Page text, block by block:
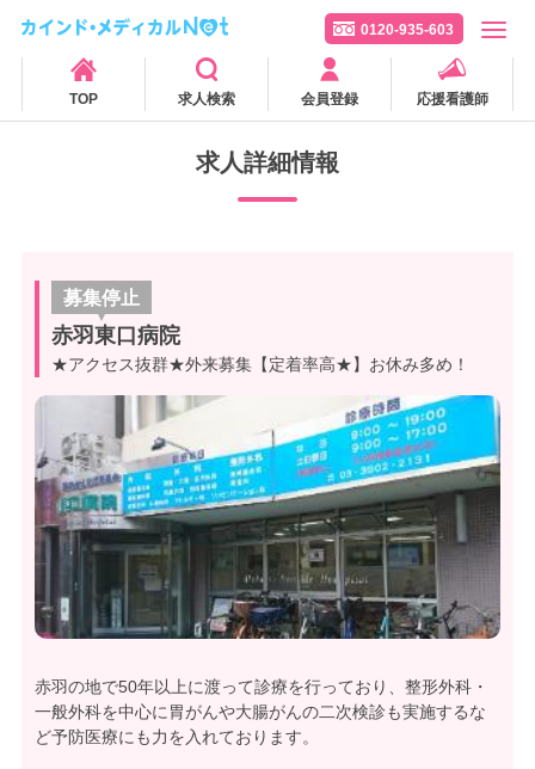
0120-935-603
TOP 求人検索 会員登録 応援看護師
求人詳細情報
募集停止
赤羽東口病院
★アクセス抜群★外来募集【定着率高★】お休み多め！
赤羽の地で50年以上に渡って診療を行っており、整形外科・
一般外科を中心に胃がんや大腸がんの二次検診も実施するな
ど予防医療にも力を入れております。